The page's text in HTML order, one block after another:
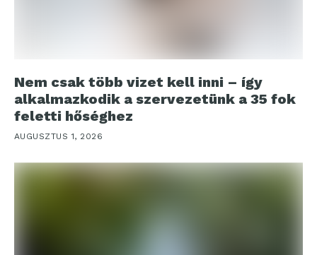
Nem csak több vizet kell inni – így
alkalmazkodik a szervezetünk a 35 fok
feletti hőséghez
AUGUSZTUS 1, 2026